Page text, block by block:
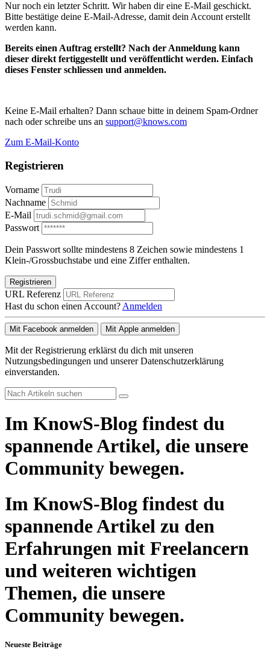
Nur noch ein letzter Schritt. Wir haben dir eine E-Mail geschickt.
Bitte bestätige deine E-Mail-Adresse, damit dein Account erstellt
werden kann.
Bereits einen Auftrag erstellt? Nach der Anmeldung kann
dieser direkt fertiggestellt und veröffentlicht werden. Einfach
dieses Fenster schliessen und anmelden.
Keine E-Mail erhalten? Dann schaue bitte in deinem Spam-Ordner
nach oder schreibe uns an support@knows.com
Zum E-Mail-Konto
Registrieren
Vorname
Nachname
E-Mail
Passwort
Dein Passwort sollte mindestens 8 Zeichen sowie mindestens 1
Klein-/Grossbuchstabe und eine Ziffer enthalten.
Registrieren
URL Referenz
Hast du schon einen Account? Anmelden
Mit Facebook anmelden Mit Apple anmelden
Mit der Registrierung erklärst du dich mit unseren
Nutzungsbedingungen und unserer Datenschutzerklärung
einverstanden.
Im KnowS-Blog findest du
spannende Artikel, die unsere
Community bewegen.
Im KnowS-Blog findest du
spannende Artikel zu den
Erfahrungen mit Freelancern
und weiteren wichtigen
Themen, die unsere
Community bewegen.
Neueste Beiträge